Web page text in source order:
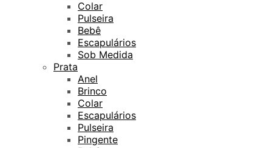
Colar
Pulseira
Bebê
Escapulários
Sob Medida
Prata
Anel
Brinco
Colar
Escapulários
Pulseira
Pingente